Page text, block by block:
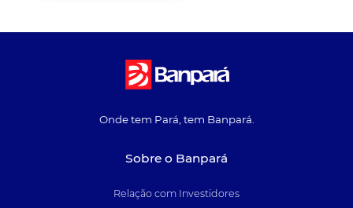
Onde tem Pará, tem Banpará.
Sobre o Banpará
Relação com Investidores